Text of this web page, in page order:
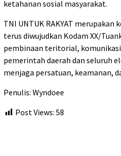
ketahanan sosial masyarakat.
TNI UNTUK RAKYAT
terus diwujudkan Kodam XX/
pembinaan teritorial,
pemerintah daerah dan seluruh
menjaga persatuan, keamanan,
Penulis: Wyndoee
Post Views: 58